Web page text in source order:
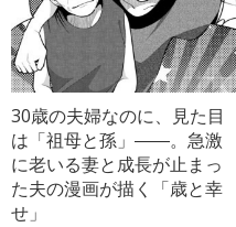
30歳の夫婦なのに、見た目
は「祖母と孫」――。急激
に老いる妻と成長が止まっ
た夫の漫画が描く「歳と幸
せ」